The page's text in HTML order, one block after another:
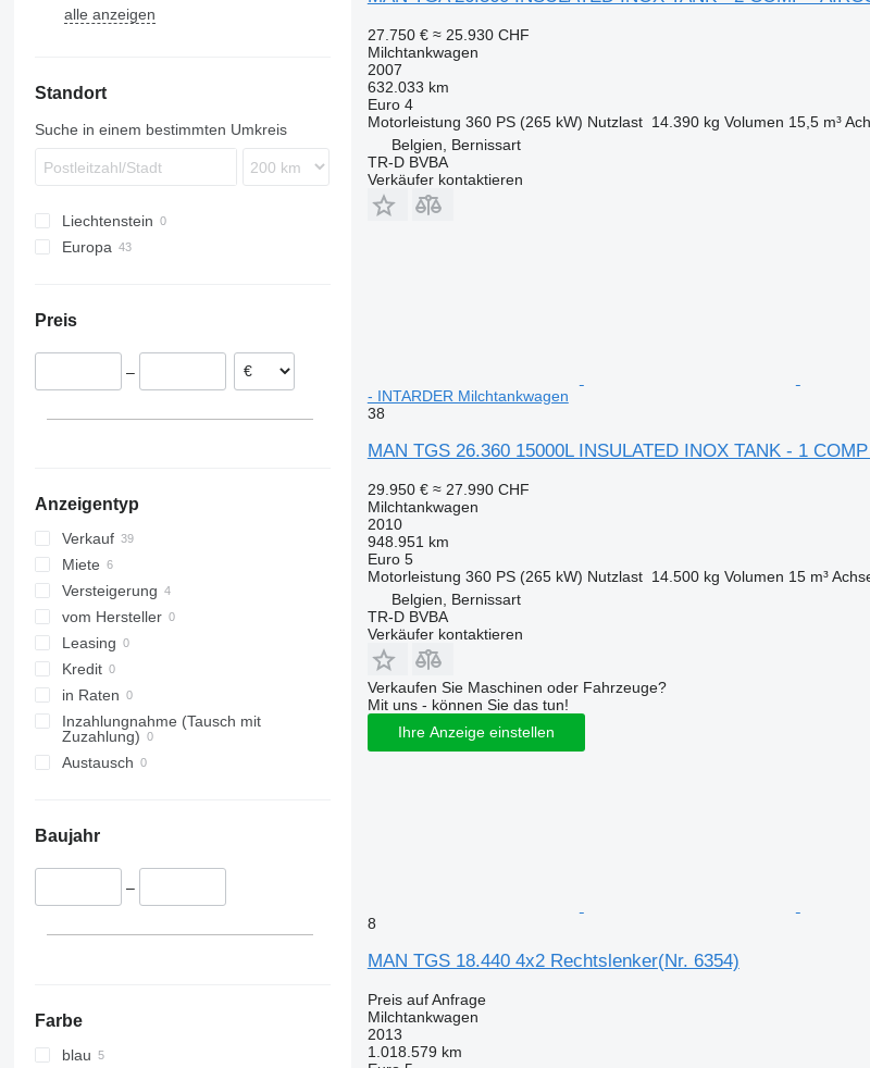
TGA 26.390
TGS 26.400
Premium
FE
FM
433362
alle anzeigen
Standort
Suche in einem bestimmten Umkreis
Liechtenstein
Europa
Belgien
Tschechien
Preis
–
Anzeigentyp
Verkauf
Miete
Versteigerung
vom Hersteller
Leasing
Kredit
in Raten
Inzahlungnahme (Tausch mit
Zuzahlung)
Austausch
Baujahr
–
Farbe
blau
27.750 € ≈ 25.930 CHF
Milchtankwagen
2007
632.033 km
Euro 4
Motorleistung 360 PS (265 kW) Nutzlast 14.390 kg Volumen 15,5 m³
Belgien, Bernissart
TR-D BVBA
Verkäufer kontaktieren
- INTARDER Milchtankwagen
38
MAN TGS 26.360 15000L INSULATED INOX TANK - 1
29.950 € ≈ 27.990 CHF
Milchtankwagen
2010
948.951 km
Euro 5
Motorleistung 360 PS (265 kW) Nutzlast 14.500 kg Volumen 15 m³
Belgien, Bernissart
TR-D BVBA
Verkäufer kontaktieren
Verkaufen Sie Maschinen oder Fahrzeuge?
Mit uns - können Sie das tun!
Ihre Anzeige einstellen
8
MAN TGS 18.440 4x2 Rechtslenker(Nr. 6354)
Preis auf Anfrage
Milchtankwagen
2013
1.018.579 km